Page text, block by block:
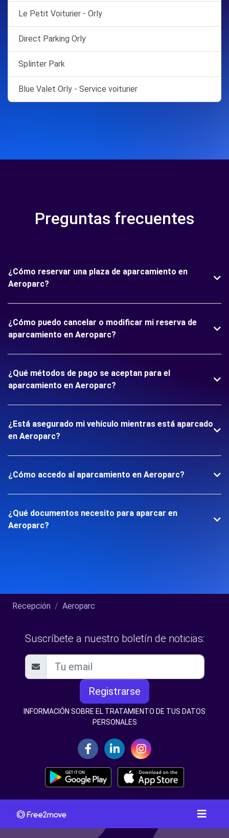
Le Petit Voiturier - Orly
Direct Parking Orly
Splinter Park
Blue Valet Orly - Service voiturier
Preguntas frecuentes
¿Cómo reservar una plaza de aparcamiento en
Aeroparc?
¿Cómo puedo cancelar o modificar mi reserva de
aparcamiento en Aeroparc?
¿Qué métodos de pago se aceptan para el
aparcamiento en Aeroparc?
¿Está asegurado mi vehículo mientras está aparcado
en Aeroparc?
¿Cómo accedo al aparcamiento en Aeroparc?
¿Qué documentos necesito para aparcar en
Aeroparc?
Recepción Aeroparc
Suscríbete a nuestro boletín de noticias:
Registrarse
INFORMACIÓN SOBRE EL TRATAMIENTO DE TUS DATOS
PERSONALES